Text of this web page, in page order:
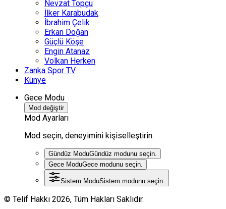
Nevzat Topçu
İlker Karabudak
İbrahim Çelik
Erkan Doğan
Güçlü Köşe
Engin Atanaz
Volkan Herken
Zanka Spor TV
Künye
Gece Modu
Mod değiştir
Mod Ayarları
Mod seçin, deneyimini kişiselleştirin.
Gündüz ModuGündüz modunu seçin.
Gece ModuGece modunu seçin.
Sistem ModuSistem modunu seçin.
© Telif Hakkı 2026, Tüm Hakları Saklıdır.